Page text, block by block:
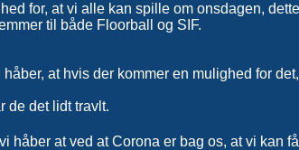
for, at vi alle kan spille om onsdagen,
til både Floorball og SIF.
at hvis der kommer en mulighed for
de det lidt travlt.
håber at ved at Corona er bag os, at vi kan